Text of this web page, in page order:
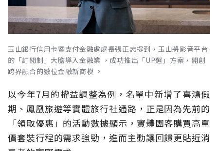
玉山銀行信用卡暨支付金融處處長張正志提到，玉山將影音平台
的「訂閱制」大膽導入金融業 ，成功推出「UP選」方案，開創
跨界融合的數位金融新商模 。
以今年7月的權益調整為例，名單中新增了喜鴻假
期、鳳凰旅遊等實體旅行社通路，正是因為先前的
「領取優惠」的活動數據顯示，實體團客購買高單
價套裝行程的需求強勁，進而主動讓回饋更貼近消